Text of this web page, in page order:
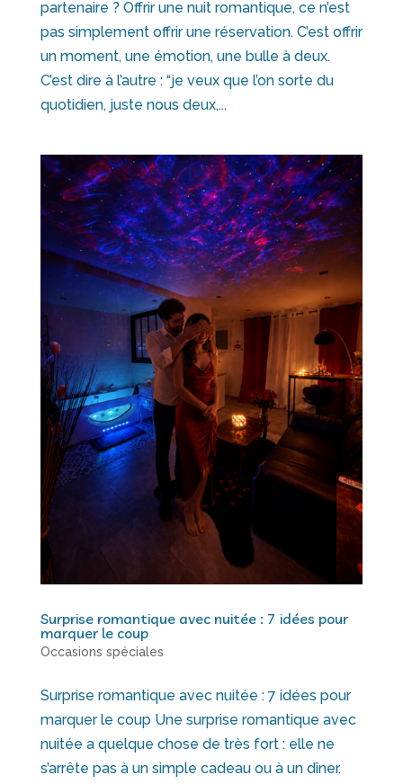
partenaire ? Offrir une nuit romantique, ce n’est
pas simplement offrir une réservation. C’est offrir
un moment, une émotion, une bulle à deux.
C’est dire à l’autre : “je veux que l’on sorte du
quotidien, juste nous deux,...
Surprise romantique avec nuitée : 7 idées pour
marquer le coup
Occasions spéciales
Surprise romantique avec nuitée : 7 idées pour
marquer le coup Une surprise romantique avec
nuitée a quelque chose de très fort : elle ne
s’arrête pas à un simple cadeau ou à un dîner.